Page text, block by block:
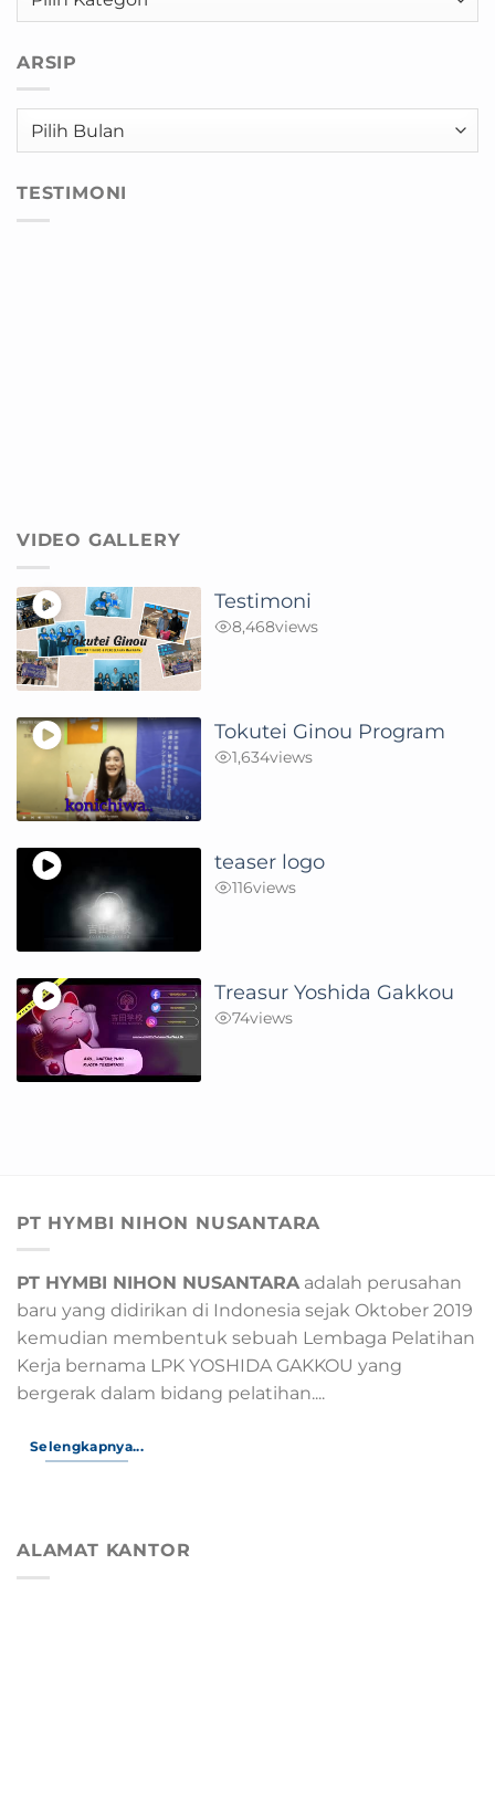
ARSIP
Arsip
TESTIMONI
VIDEO GALLERY
Testimoni
8,468views
Tokutei Ginou Program
1,634views
teaser logo
116views
Treasur Yoshida Gakkou
74views
PT HYMBI NIHON NUSANTARA
PT HYMBI NIHON NUSANTARAadalah perusahan
baru yang didirikan di Indonesia sejak Oktober 2019
kemudian membentuk sebuah Lembaga Pelatihan
Kerja bernama LPK YOSHIDA GAKKOU yang
bergerak dalam bidang pelatihan....
Selengkapnya...
ALAMAT KANTOR